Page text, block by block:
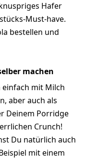
Hafer
Must-have.
bestellen und
machen
mit Milch
aber auch als
Deinem Porridge
Crunch!
Du natürlich auch
mit einem